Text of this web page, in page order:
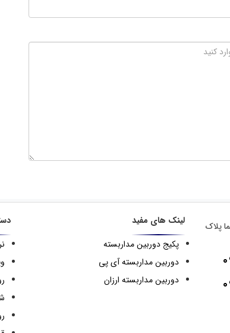
پلاک
لینک های مفید
پکیج دوربین مداربسته
دوربین مداربسته آی پی
دوربین مداربسته ارزان